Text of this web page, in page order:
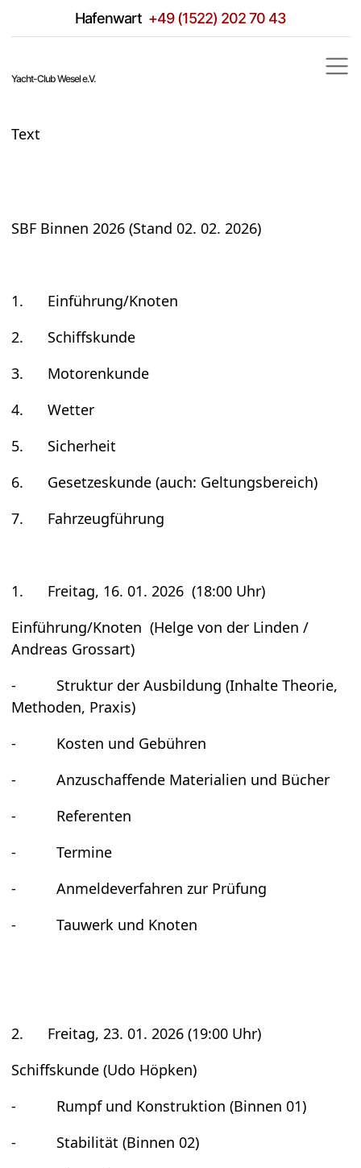
Hafen­wart +49 (1522) 202 70 43
Yacht-Club Wesel e.V.
Text
SBF Bin­nen 2026 (Stand 02. 02. 2026)
1. Ein­füh­rung/Kno­ten
2. Schiffs­kunde
3. Moto­ren­kunde
4. Wet­ter
5. Sicher­heit
6. Geset­zes­kunde (auch: Gel­tungs­be­reich)
7. Fahr­zeug­füh­rung
1. Frei­tag, 16. 01. 2026 (18:00 Uhr)
Ein­füh­rung/Kno­ten (Helge von der Lin­den /
Andreas Gross­art)
- Struk­tur der Aus­bil­dung (Inhalte Theo­rie,
Metho­den, Pra­xis)
- Kos­ten und Gebüh­ren
- Anzu­schaf­fende Mate­ria­lien und Bücher
- Refe­ren­ten
- Ter­mine
- Anmel­de­ver­fah­ren zur Prü­fung
- Tau­werk und Kno­ten
2. Frei­tag, 23. 01. 2026 (19:00 Uhr)
Schiffs­kunde (Udo Höp­ken)
- Rumpf und Kon­struk­tion (Bin­nen 01)
- Sta­bi­li­tät (Bin­nen 02)